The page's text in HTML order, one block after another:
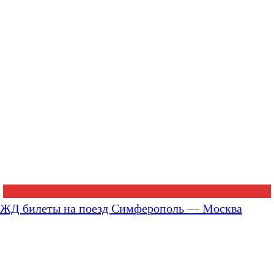
ЖД билеты на поезд Симферополь — Москва